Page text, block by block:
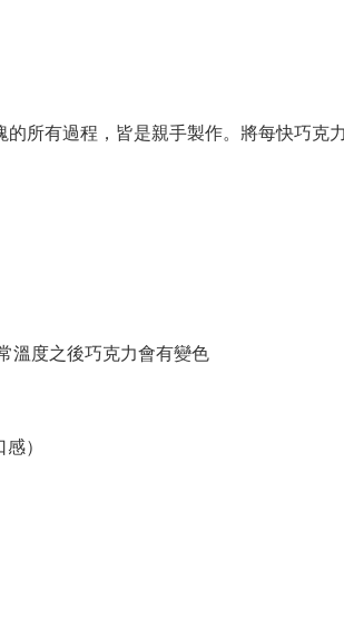
所有過程，皆是親手製作。將每快巧克
溫度之後巧克力會有變色
）